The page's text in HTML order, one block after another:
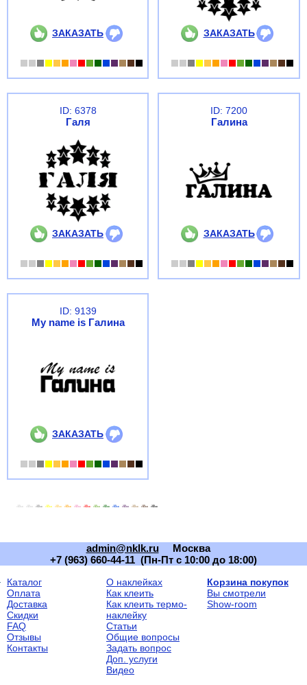
ЗАКАЗАТЬ ЗАКАЗАТЬ
ID: 6378
Галя
ЗАКАЗАТЬ
ID: 7200
Галина
ЗАКАЗАТЬ
ID: 9139
My name is Галина
ЗАКАЗАТЬ
admin@nklk.ru
Москва
+7 (963) 660-44-11 (Пн-Пт с 10:00 до 18:00)
Каталог
Оплата
Доставка
Скидки
FAQ
Отзывы
Контакты
О наклейках
Как клеить
Как клеить термо-
наклейку
Статьи
Общие вопросы
Задать вопрос
Доп. услуги
Видео
Корзина покупок
Вы смотрели
Show-room